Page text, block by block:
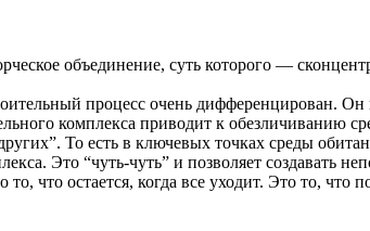
объединение, суть которого —
процесс очень дифференцирован. Он
комплекса приводит к обезличиванию
То есть в ключевых точках среды
Это “чуть-чуть” и позволяет
то, что остается, когда все уходит. Это то,